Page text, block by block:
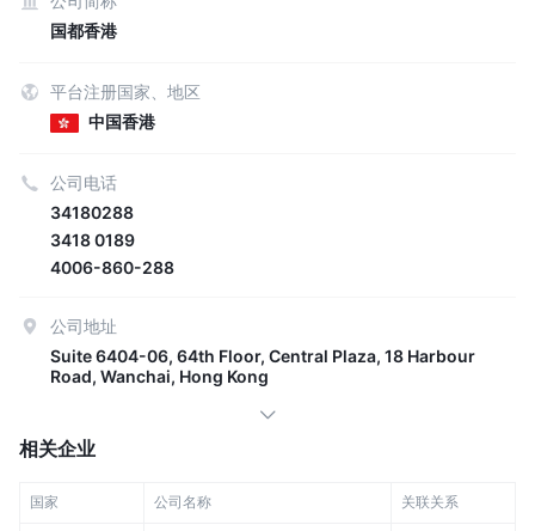
国都香港
平台注册国家、地区
中国香港
公司电话
34180288
3418 0189
4006-860-288
公司地址
Suite 6404-06, 64th Floor, Central Plaza, 18 Harbour
Road, Wanchai, Hong Kong
相关企业
国家 公司名称 关联关系